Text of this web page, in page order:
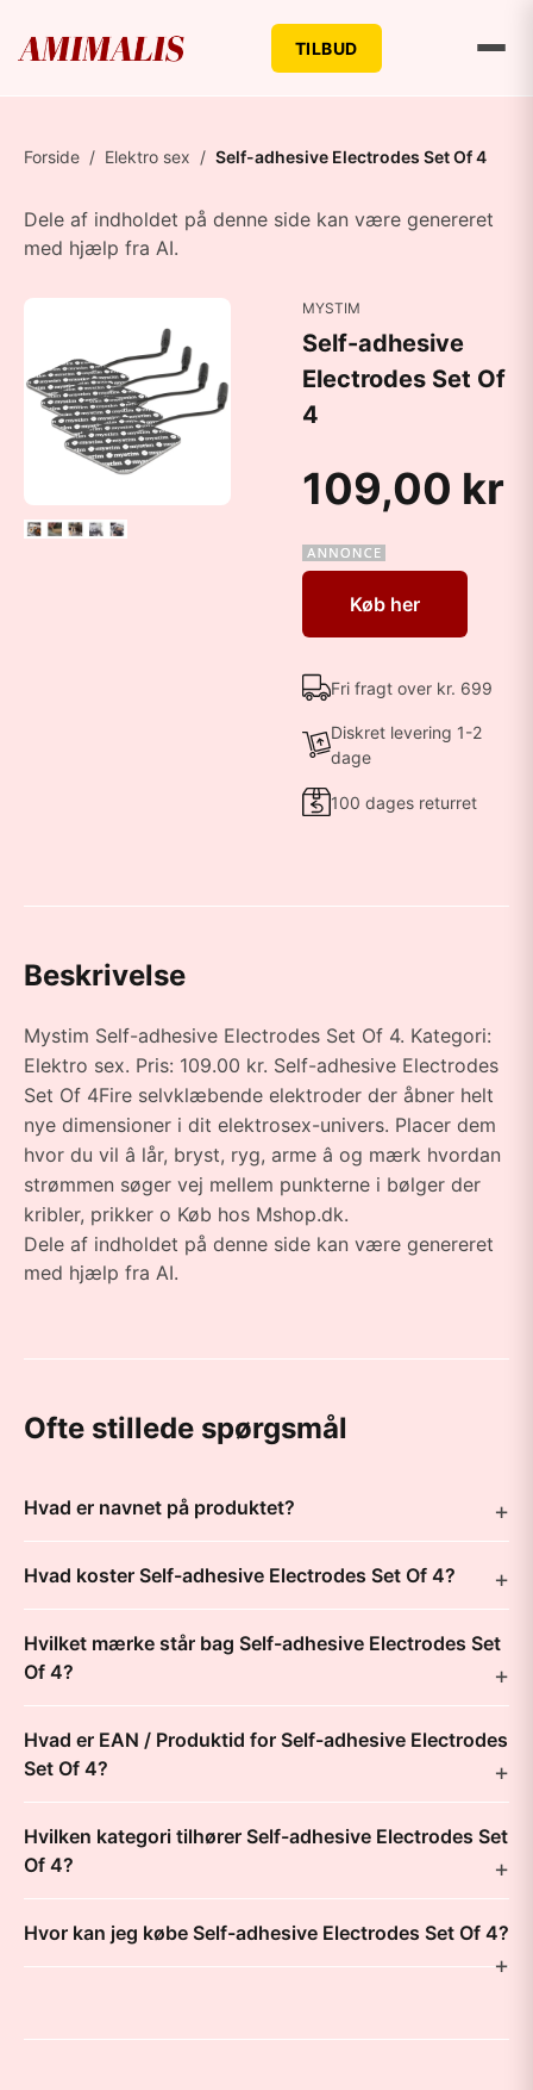
TILBUD
Forside / Elektro sex / Self-adhesive Electrodes Set Of 4
Dele af indholdet på denne side kan være genereret
med hjælp fra AI.
MYSTIM
Self-adhesive
Electrodes Set Of
4
109,00 kr
Køb her
Fri fragt over kr. 699
Diskret levering 1-2
dage
100 dages returret
Beskrivelse
Mystim Self-adhesive Electrodes Set Of 4. Kategori:
Elektro sex. Pris: 109.00 kr. Self-adhesive Electrodes
Set Of 4Fire selvklæbende elektroder der åbner helt
nye dimensioner i dit elektrosex-univers. Placer dem
hvor du vil â lår, bryst, ryg, arme â og mærk hvordan
strømmen søger vej mellem punkterne i bølger der
kribler, prikker o Køb hos Mshop.dk.
Dele af indholdet på denne side kan være genereret
med hjælp fra AI.
Ofte stillede spørgsmål
Hvad er navnet på produktet?
Hvad koster Self-adhesive Electrodes Set Of 4?
Hvilket mærke står bag Self-adhesive Electrodes Set
Of 4?
Hvad er EAN / Produktid for Self-adhesive Electrodes
Set Of 4?
Hvilken kategori tilhører Self-adhesive Electrodes Set
Of 4?
Hvor kan jeg købe Self-adhesive Electrodes Set Of 4?